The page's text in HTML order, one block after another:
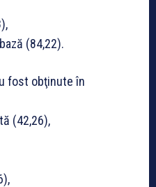
(84,22).
fost obţinute în
(42,26),